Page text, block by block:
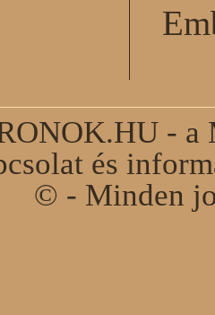
- a
és
© - Minden